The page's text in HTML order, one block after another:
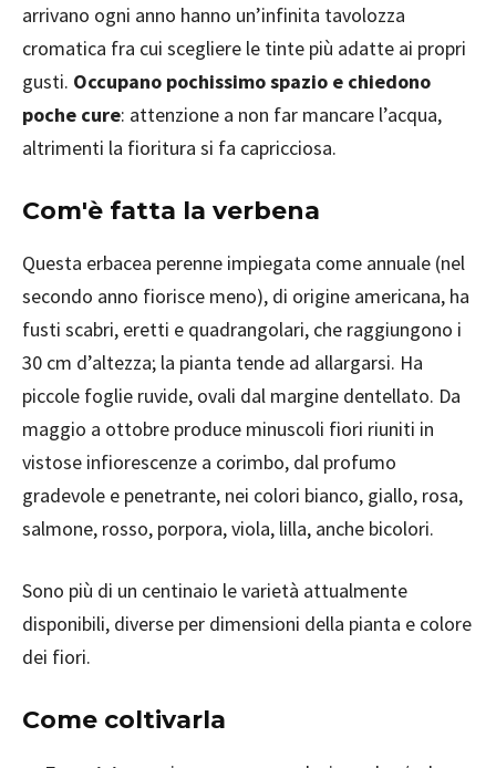
arrivano ogni anno hanno un’infinita tavolozza
cromatica fra cui scegliere le tinte più adatte ai propri
gusti. Occupano pochissimo spazio e chiedono
poche cure: attenzione a non far mancare l’acqua,
altrimenti la fioritura si fa capricciosa.
Com'è fatta la verbena
Questa erbacea perenne impiegata come annuale (nel
secondo anno fiorisce meno), di origine americana, ha
fusti scabri, eretti e quadrangolari, che raggiungono i
30 cm d’altezza; la pianta tende ad allargarsi. Ha
piccole foglie ruvide, ovali dal margine dentellato. Da
maggio a ottobre produce minuscoli fiori riuniti in
vistose infiorescenze a corimbo, dal profumo
gradevole e penetrante, nei colori bianco, giallo, rosa,
salmone, rosso, porpora, viola, lilla, anche bicolori.
Sono più di un centinaio le varietà attualmente
disponibili, diverse per dimensioni della pianta e colore
dei fiori.
Come coltivarla